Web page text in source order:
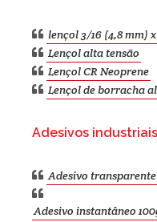
lençol 3/16 (4,8 mm)
Lençol alta tensão
Lençol CR Neoprene
Lençol de borracha
Adesivos industriais
Adesivo
Adesivo instantâneo